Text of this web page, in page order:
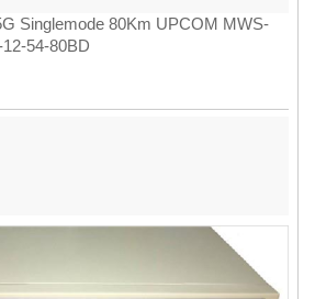
Singlemode 80Km UPCOM MWS-
54-80BD